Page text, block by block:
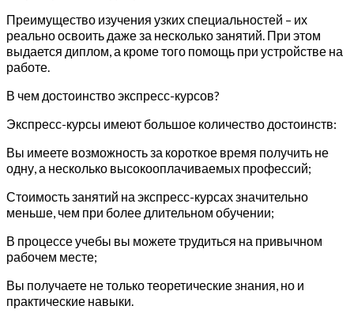
Преимущество изучения узких специальностей – их
реально освоить даже за несколько занятий. При этом
выдается диплом, а кроме того помощь при устройстве на
работе.
В чем достоинство экспресс-курсов?
Экспресс-курсы имеют большое количество достоинств:
Вы имеете возможность за короткое время получить не
одну, а несколько высокооплачиваемых профессий;
Стоимость занятий на экспресс-курсах значительно
меньше, чем при более длительном обучении;
В процессе учебы вы можете трудиться на привычном
рабочем месте;
Вы получаете не только теоретические знания, но и
практические навыки.